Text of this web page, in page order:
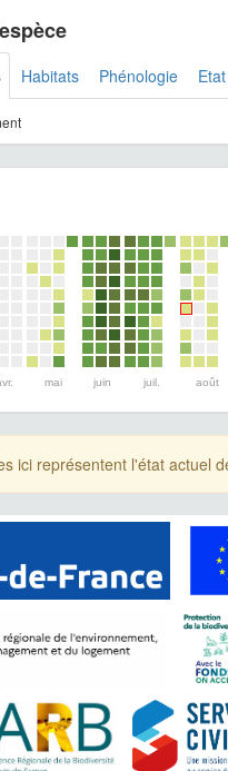
Habitats Phénologie
mai juin juil. août
ici représentent l'état actuel